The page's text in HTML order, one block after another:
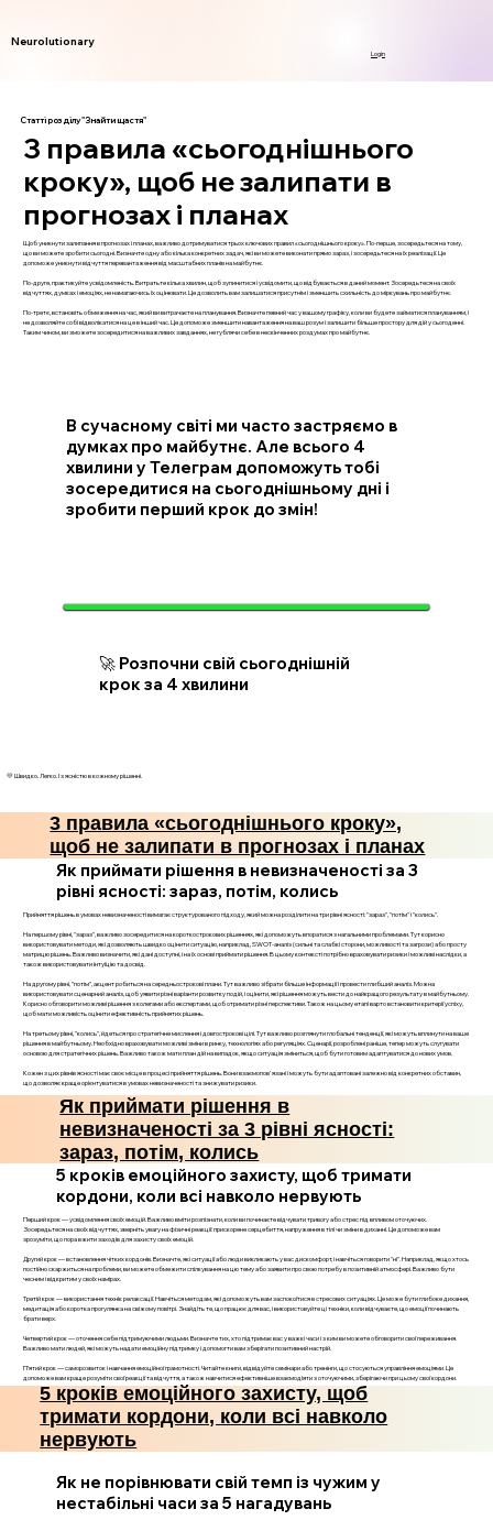
Neurolutionary
Login
Статті розділу "Знайти щастя"
3 правила «сьогоднішнього
кроку», щоб не залипати в
прогнозах і планах
Щоб уникнути залипання в прогнозах і планах, важливо дотримуватися трьох ключових правил «сьогоднішнього кроку». По-перше, зосередьтеся на тому,
що ви можете зробити сьогодні. Визначте одну або кілька конкретних задач, які ви можете виконати прямо зараз, і зосередьтеся на їх реалізації. Це
допоможе уникнути відчуття перевантаження від масштабних планів на майбутнє.
По-друге, практикуйте усвідомленість. Витратьте кілька хвилин, щоб зупинитися і усвідомити, що відбувається в даний момент. Зосередьтеся на своїх
відчуттях, думках і емоціях, не намагаючись їх оцінювати. Це дозволить вам залишатися присутнім і зменшить схильність до міркувань про майбутнє.
По-третє, встановіть обмеження на час, який ви витрачаєте на планування. Визначте певний час у вашому графіку, коли ви будете займатися плануванням, і
не дозволяйте собі відволікатися на це в інший час. Це допоможе зменшити навантаження на ваш розум і залишити більше простору для дій у сьогоденні.
Таким чином, ви зможете зосередитися на важливих завданнях, не гублячи себе в нескінченних роздумах про майбутнє.
В сучасному світі ми часто застряємо в
думках про майбутнє. Але всього 4
хвилини у Телеграм допоможуть тобі
зосередитися на сьогоднішньому дні і
зробити перший крок до змін!
🚀 Розпочни свій сьогоднішній
крок за 4 хвилини
💛 Швидко. Легко. І з ясністю в кожному рішенні.
3 правила «сьогоднішнього кроку»,
щоб не залипати в прогнозах і планах
Як приймати рішення в невизначеності за 3
рівні ясності: зараз, потім, колись
Прийняття рішень в умовах невизначеності вимагає структурованого підходу, який можна розділити на три рівні ясності: "зараз", "потім" і "колись".
На першому рівні, "зараз", важливо зосередитися на короткострокових рішеннях, які допоможуть впоратися з нагальними проблемами. Тут корисно
використовувати методи, які дозволяють швидко оцінити ситуацію, наприклад, SWOT-аналіз (сильні та слабкі сторони, можливості та загрози) або просту
матрицю рішень. Важливо визначити, які дані доступні, і на їх основі приймати рішення. В цьому контексті потрібно враховувати ризики і можливі наслідки, а
також використовувати інтуїцію та досвід.
На другому рівні, "потім", акцент робиться на середньострокові плани. Тут важливо зібрати більше інформації і провести глибший аналіз. Можна
використовувати сценарний аналіз, щоб уявити різні варіанти розвитку подій, і оцінити, які рішення можуть вести до найкращого результату в майбутньому.
Корисно обговорити можливі рішення з колегами або експертами, щоб отримати різні перспективи. Також на цьому етапі варто встановити критерії успіху,
щоб мати можливість оцінити ефективність прийнятих рішень.
На третьому рівні, "колись", йдеться про стратегічне мислення і довгострокові цілі. Тут важливо розглянути глобальні тенденції, які можуть вплинути на ваше
рішення в майбутньому. Необхідно враховувати можливі зміни в ринку, технологіях або регуляціях. Сценарії, розроблені раніше, тепер можуть слугувати
основою для стратегічних рішень. Важливо також мати план дій на випадок, якщо ситуація зміниться, щоб бути готовим адаптуватися до нових умов.
Кожен з цих рівнів ясності має своє місце в процесі прийняття рішень. Вони взаємопов'язані і можуть бути адаптовані залежно від конкретних обставин,
що дозволяє краще орієнтуватися в умовах невизначеності та знижувати ризики.
Як приймати рішення в
невизначеності за 3 рівні ясності:
зараз, потім, колись
5 кроків емоційного захисту, щоб тримати
кордони, коли всі навколо нервують
Перший крок — усвідомлення своїх емоцій. Важливо вміти розпізнати, коли ви починаєте відчувати тривогу або стрес під впливом оточуючих.
Зосередьтеся на своїх відчуттях, зверніть увагу на фізичні реакції: прискорене серцебиття, напруження в тілі чи зміни в диханні. Це допоможе вам
зрозуміти, що пора вжити заходів для захисту своїх емоцій.
Другий крок — встановлення чітких кордонів. Визначте, які ситуації або люди викликають у вас дискомфорт, і навчіться говорити "ні". Наприклад, якщо хтось
постійно скаржиться на проблеми, ви можете обмежити спілкування на цю тему або заявити про свою потребу в позитивній атмосфері. Важливо бути
чесним і відкритим у своїх намірах.
Третій крок — використання технік релаксації. Навчіться методам, які допоможуть вам заспокоїтися в стресових ситуаціях. Це може бути глибоке дихання,
медитація або коротка прогулянка на свіжому повітрі. Знайдіть те, що працює для вас, і використовуйте ці техніки, коли відчуваєте, що емоції починають
брати верх.
Четвертий крок — оточення себе підтримуючими людьми. Визначте тих, хто підтримає вас у важкі часи і з ким ви можете обговорити свої переживання.
Важливо мати людей, які можуть надати емоційну підтримку і допомогти вам зберігати позитивний настрій.
П’ятий крок — саморозвиток і навчання емоційної грамотності. Читайте книги, відвідуйте семінари або тренінги, що стосуються управління емоціями. Це
допоможе вам краще розуміти свої реакції та відчуття, а також навчитися ефективніше взаємодіяти з оточуючими, зберігаючи при цьому свої кордони.
5 кроків емоційного захисту, щоб
тримати кордони, коли всі навколо
нервують
Як не порівнювати свій темп із чужим у
нестабільні часи за 5 нагадувань